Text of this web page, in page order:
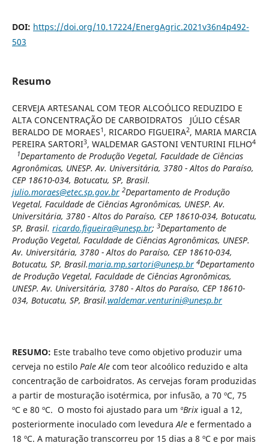
DOI: https://doi.org/10.17224/EnergAgric.2021v36n4p492-
503
Resumo
CERVEJA ARTESANAL COM TEOR ALCOÓLICO REDUZIDO E
ALTA CONCENTRAÇÃO DE CARBOIDRATOS JÚLIO CÉSAR
BERALDO DE MORAES1 , RICARDO FIGUEIRA2, MARIA MARCIA
PEREIRA SARTORI3, WALDEMAR GASTONI VENTURINI FILHO4
1Departamento de Produção Vegetal, Faculdade de Ciências
Agronômicas, UNESP. Av. Universitária, 3780 - Altos do Paraíso,
CEP 18610-034, Botucatu, SP, Brasil.
julio.moraes@etec.sp.gov.br 2Departamento de Produção
Vegetal, Faculdade de Ciências Agronômicas, UNESP. Av.
Universitária, 3780 - Altos do Paraíso, CEP 18610-034, Botucatu,
SP, Brasil. ricardo.figueira@unesp.br; 3Departamento de
Produção Vegetal, Faculdade de Ciências Agronômicas, UNESP.
Av. Universitária, 3780 - Altos do Paraíso, CEP 18610-034,
Botucatu, SP, Brasil.maria.mp.sartori@unesp.br 4Departamento
de Produção Vegetal, Faculdade de Ciências Agronômicas,
UNESP. Av. Universitária, 3780 - Altos do Paraíso, CEP 18610-
034, Botucatu, SP, Brasil.waldemar.venturini@unesp.br
RESUMO: Este trabalho teve como objetivo produzir uma
cerveja no estilo Pale Alecom teor alcoólico reduzido e alta
concentração de carboidratos. As cervejas foram produzidas
a partir de mosturação isotérmica, por infusão, a 70 ºC, 75
ºC e 80 ºC. O mosto foi ajustado para um ºBrixigual a 12,
posteriormente inoculado com leveduraAlee fermentado a
18 ºC. A maturação transcorreu por 15 dias a 8 ºC e por mais